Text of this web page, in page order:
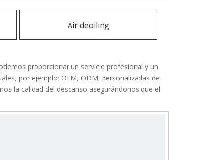
Air deoiling
proporcionar un servicio profesional y un
por ejemplo: OEM, ODM, personalizadas de
la calidad del descanso asegurándonos que el